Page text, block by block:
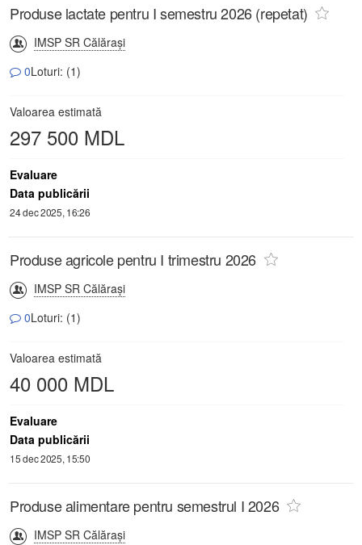
Produse lactate pentru I semestru 2026 (repetat)
IMSP SR Călăraşi
0Loturi: (1)
Valoarea estimată
297 500 MDL
Evaluare
Data publicării
24 dec 2025, 16:26
Produse agricole pentru I trimestru 2026
IMSP SR Călăraşi
0Loturi: (1)
Valoarea estimată
40 000 MDL
Evaluare
Data publicării
15 dec 2025, 15:50
Produse alimentare pentru semestrul I 2026
IMSP SR Călăraşi